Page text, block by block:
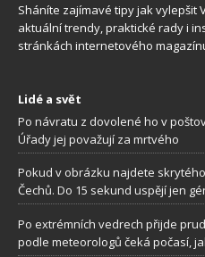
Sháníte zajímavé tipy jak vylepšit
aktuální trendy, praktické rady i
stránkách internetového
Lidé a svět
Po návratu z dovolené ho v
Úřady jej považují za mrtvého
Pokud v obrázku najdete
Čechů. Do 15 sekund uspějí jen
Po extrémních vedrech přijde
podle meteorologů čeká počasí,